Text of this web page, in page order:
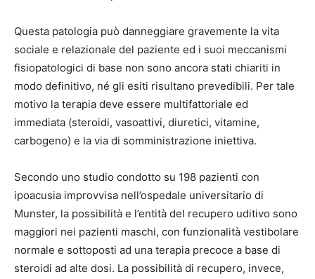
Questa patologia può danneggiare gravemente la vita
sociale e relazionale del paziente ed i suoi meccanismi
fisiopatologici di base non sono ancora stati chiariti in
modo definitivo, né gli esiti risultano prevedibili. Per tale
motivo la terapia deve essere multifattoriale ed
immediata (steroidi, vasoattivi, diuretici, vitamine,
carbogeno) e la via di somministrazione iniettiva.
Secondo uno studio condotto su 198 pazienti con
ipoacusia improvvisa nell’ospedale universitario di
Munster, la possibilità e l’entità del recupero uditivo sono
maggiori nei pazienti maschi, con funzionalità vestibolare
normale e sottoposti ad una terapia precoce a base di
steroidi ad alte dosi. La possibilità di recupero, invece,